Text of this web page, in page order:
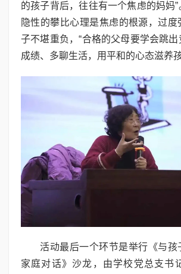
的孩子背后，往往有一个焦虑的妈妈”
隐性的攀比心理是焦虑的根源，过
子不堪重负，“合格的父母要学会跳
成绩、多聊生活，用平和的心态滋养孩
活动最后一个环节是举行《与
家庭对话》沙龙，由学校党总支书